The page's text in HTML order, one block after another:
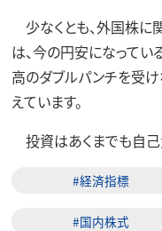
少なくとも、外国株に
は、今の円安になってい
高のダブルパンチを受
えています。
投資はあくまでも自己
#経済指標
#国内株式